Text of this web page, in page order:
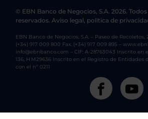
© EBN Banco de Negocios, S.A. 2026.
reservados. Aviso legal, política de
EBN Banco de Negocios, S.A. – Paseo de
(+34) 917 009 800 Fax. (+34) 917 009 895 –
info@ebnbanco.com – CIF: A-28763043 Inscrito en
136, H.M29636 Inscrito en el Registro de Entidades
con el nº 0211